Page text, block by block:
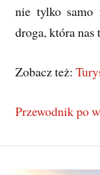
nie tylko samo
droga, która nas
Zobacz też:
Przewodnik po